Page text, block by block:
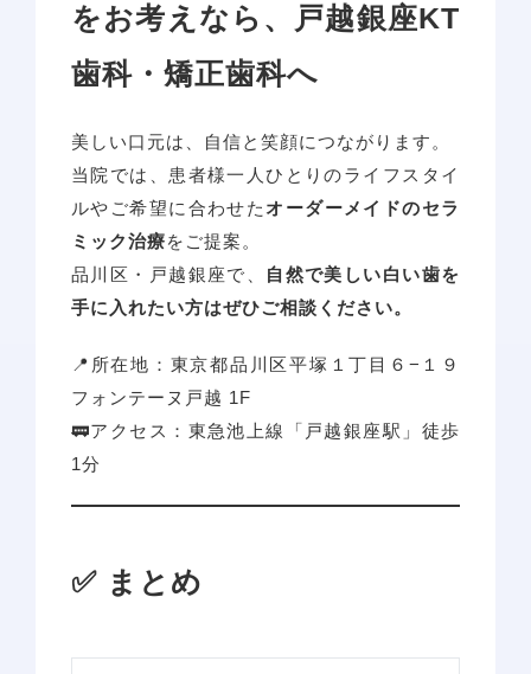
アクセス
をお考えなら、戸越銀座KT
歯科・矯正歯科へ
美しい口元は、自信と笑顔につながります。
当院では、患者様一人ひとりのライフスタイ
ルやご希望に合わせたオーダーメイドのセラ
ミック治療をご提案。
品川区・戸越銀座で、
自然で美しい白い歯を
手に入れたい方はぜひご相談ください。
📍所在地：東京都品川区平塚１丁目６−１９
フォンテーヌ戸越 1F
🚃アクセス：東急池上線「戸越銀座駅」徒歩
1分
✅ まとめ